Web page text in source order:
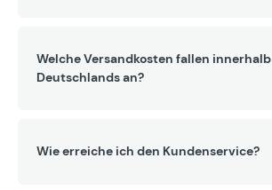
Welche Versandkosten fallen innerhalb
Deutschlands an?
Wie erreiche ich den Kundenservice?